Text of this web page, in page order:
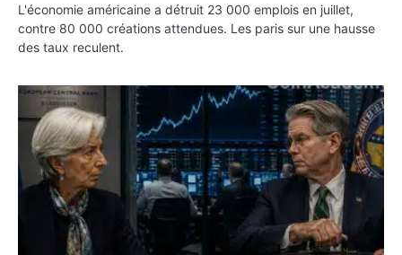
L'économie américaine a détruit 23 000 emplois en juillet,
contre 80 000 créations attendues. Les paris sur une hausse
des taux reculent.
Yen : Washington a vendu des euros sans prévenir la